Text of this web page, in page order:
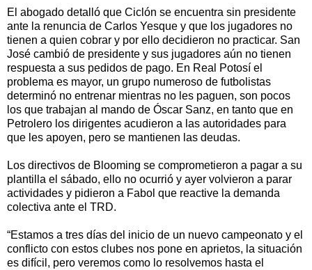
El abogado detalló que Ciclón se encuentra sin presidente
ante la renuncia de Carlos Yesque y que los jugadores no
tienen a quien cobrar y por ello decidieron no practicar. San
José cambió de presidente y sus jugadores aún no tienen
respuesta a sus pedidos de pago. En Real Potosí el
problema es mayor, un grupo numeroso de futbolistas
determinó no entrenar mientras no les paguen, son pocos
los que trabajan al mando de Óscar Sanz, en tanto que en
Petrolero los dirigentes acudieron a las autoridades para
que les apoyen, pero se mantienen las deudas.
Los directivos de Blooming se comprometieron a pagar a su
plantilla el sábado, ello no ocurrió y ayer volvieron a parar
actividades y pidieron a Fabol que reactive la demanda
colectiva ante el TRD.
“Estamos a tres días del inicio de un nuevo campeonato y el
conflicto con estos clubes nos pone en aprietos, la situación
es difícil, pero veremos como lo resolvemos hasta el